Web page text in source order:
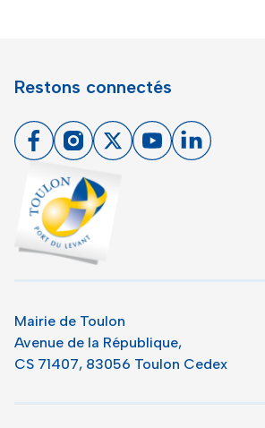
Restons connectés
FacebookInstagram
X YoutubeLinkedin
Mairie de Toulon
Avenue de la République,
CS 71407, 83056 Toulon Cedex